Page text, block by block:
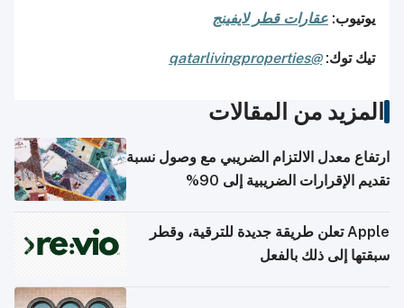
يوتيوب: عقارات قطر لايفينج
تيك توك:@qatarlivingproperties
المزيد من المقالات
ارتفاع معدل الالتزام الضريبي مع وصول نسبة
تقديم الإقرارات الضريبية إلى 90%
Apple تعلن طريقة جديدة للترقية، وقطر
سبقتها إلى ذلك بالفعل